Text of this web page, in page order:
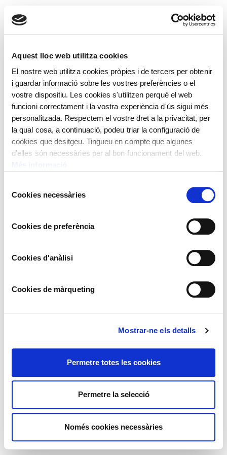
Aquest lloc web utilitza cookies
El nostre web utilitza cookies pròpies i de tercers per obtenir
i guardar informació sobre les vostres preferències o el
vostre dispositiu. Les cookies s'utilitzen perquè el web
funcioni correctament i la vostra experiència d'ús sigui més
personalitzada. Respectem el vostre dret a la privacitat, per
la qual cosa, a continuació, podeu triar la configuració de
cookies que desitgeu. Tingueu en compte que algunes
d'elles són necessàries per al bon funcionament del web.
deCookies necessàries
Cookies de preferència
Cookies d'anàlisi
Cookies de màrqueting
Mostrar-ne els detalls
Permetre totes les cookies
Permetre la selecció
Només cookies necessàries
EN CONSTRUCCIÓ
[theme-my-login]